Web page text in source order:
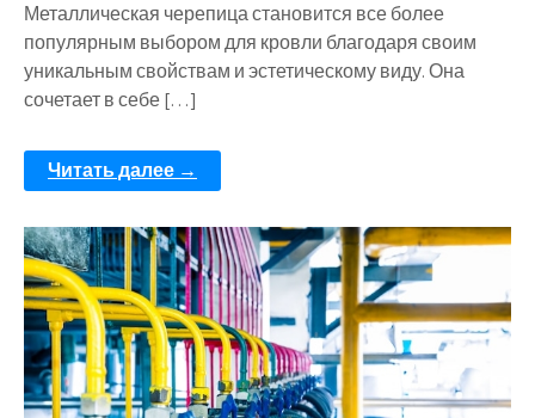
Металлическая черепица становится все более
популярным выбором для кровли благодаря своим
уникальным свойствам и эстетическому виду. Она
сочетает в себе […]
Читать далее →